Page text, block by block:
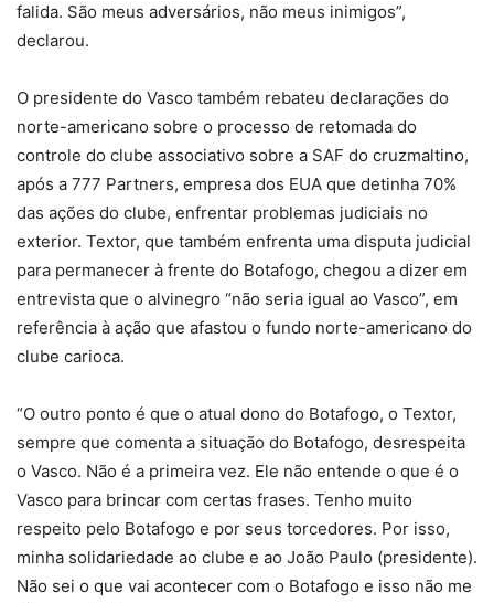
falida. São meus adversários, não meus inimigos”,
declarou.
O presidente do Vasco também rebateu declarações do
norte-americano sobre o processo de retomada do
controle do clube associativo sobre a SAF do cruzmaltino,
após a 777 Partners, empresa dos EUA que detinha 70%
das ações do clube, enfrentar problemas judiciais no
exterior. Textor, que também enfrenta uma disputa judicial
para permanecer à frente do Botafogo, chegou a dizer em
entrevista que o alvinegro “não seria igual ao Vasco”, em
referência à ação que afastou o fundo norte-americano do
clube carioca.
“O outro ponto é que o atual dono do Botafogo, o Textor,
sempre que comenta a situação do Botafogo, desrespeita
o Vasco. Não é a primeira vez. Ele não entende o que é o
Vasco para brincar com certas frases. Tenho muito
respeito pelo Botafogo e por seus torcedores. Por isso,
minha solidariedade ao clube e ao João Paulo (presidente).
Não sei o que vai acontecer com o Botafogo e isso não me